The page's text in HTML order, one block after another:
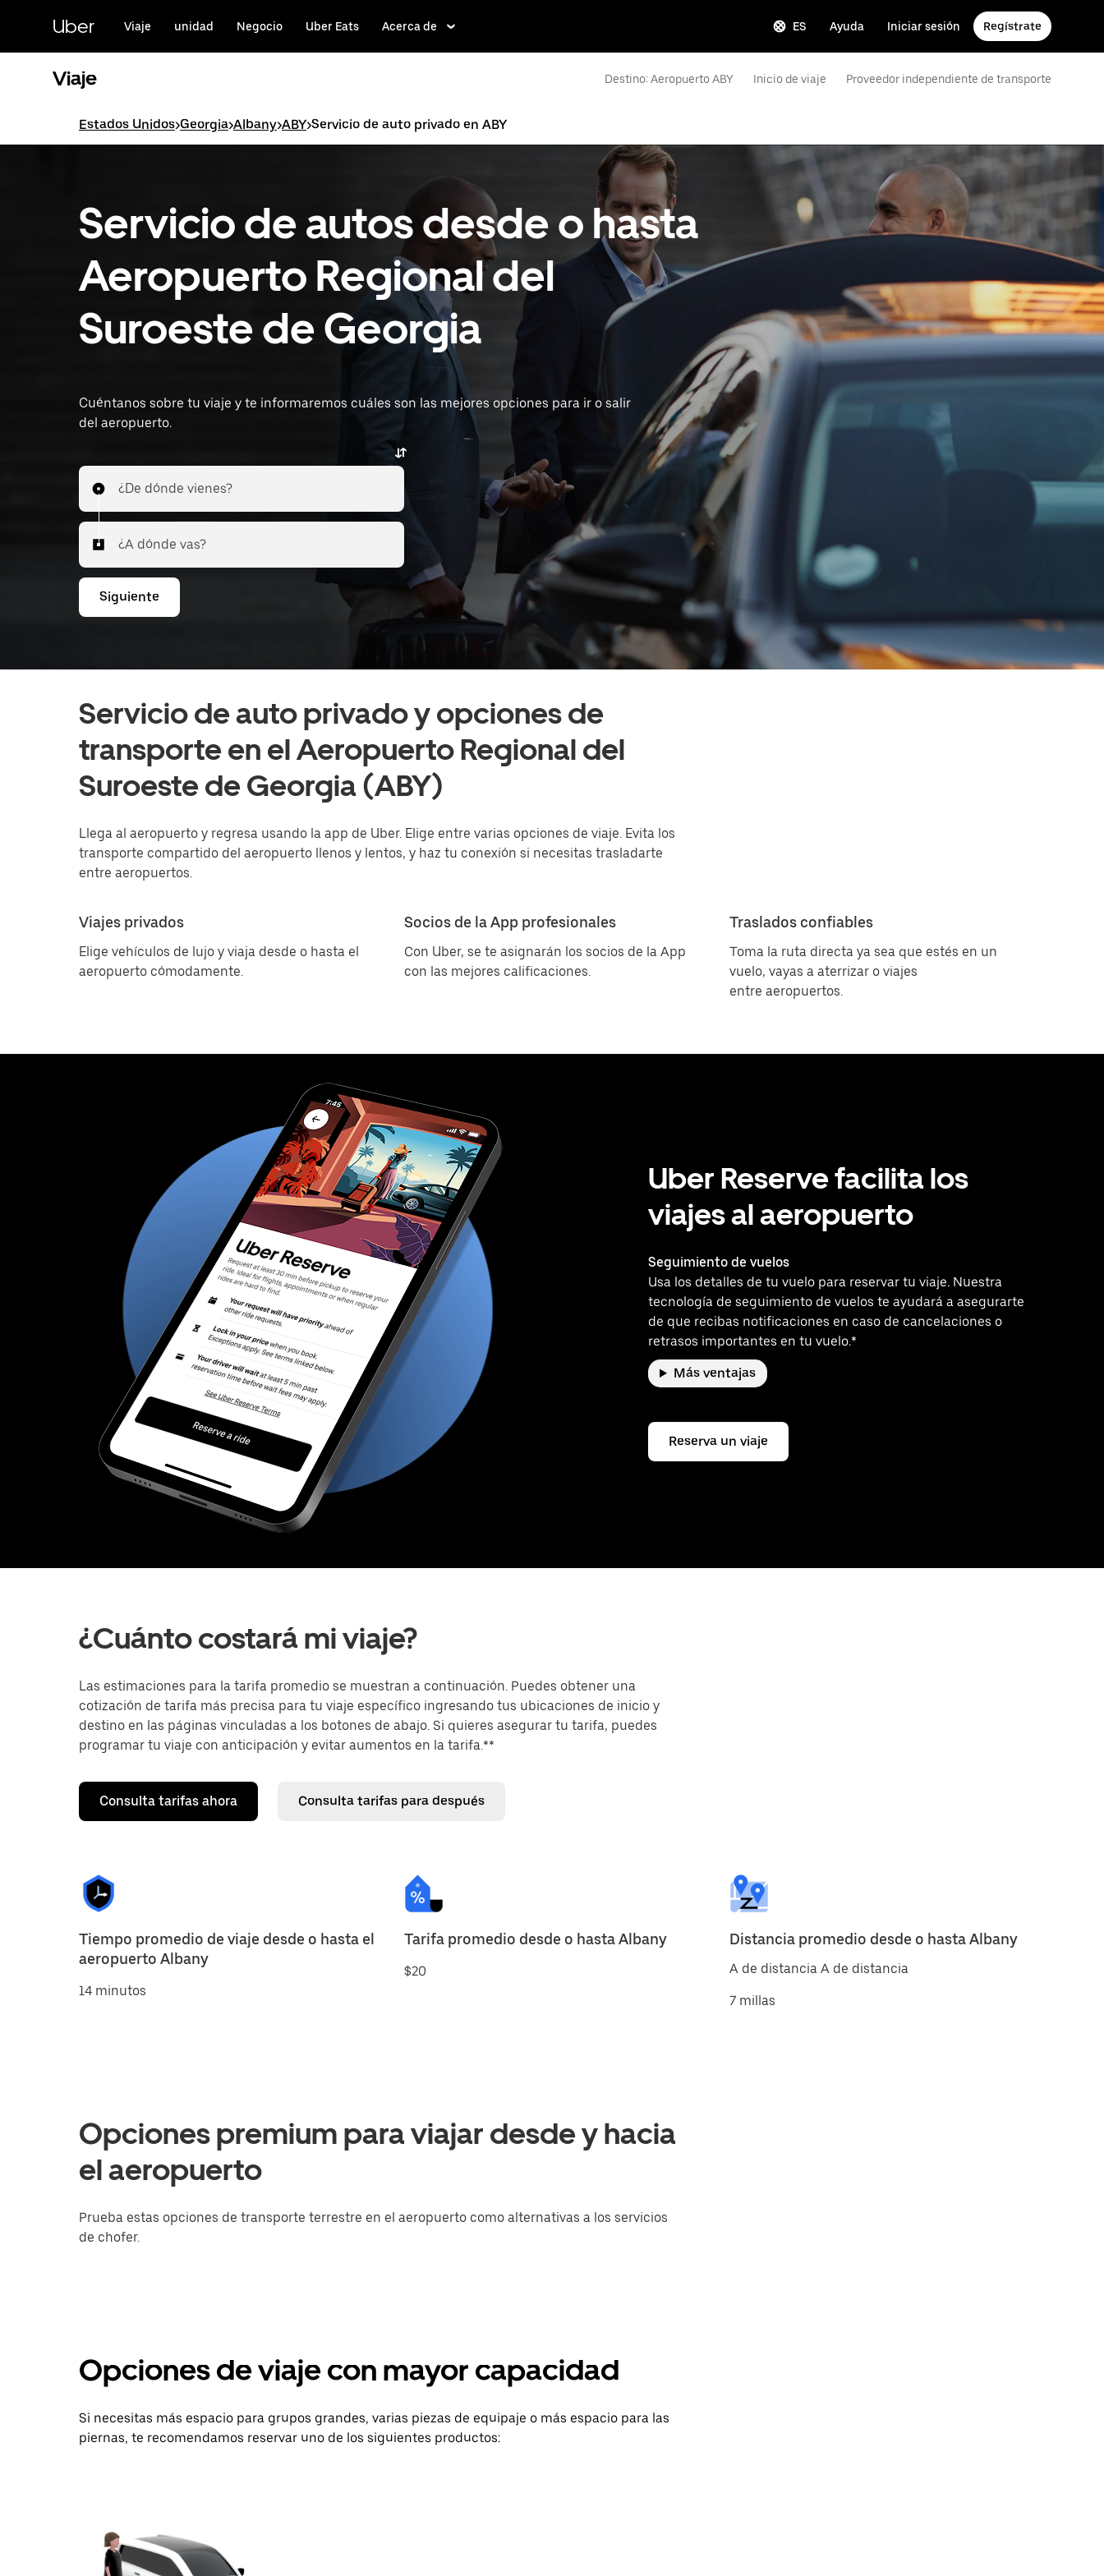
contenido
principal
Uber Viaje unidad Negocio Uber Eats Acerca de ES Ayuda Iniciar sesión Regístrate
Viaje Destino: Aeropuerto ABY Inicio de viaje Proveedor independiente de transporte
Estados Unidos>Georgia>Albany>ABY>Servicio de auto privado en ABY
Servicio de autos desde o hasta
Aeropuerto Regional del
Suroeste de Georgia
Cuéntanos sobre tu viaje y te informaremos cuáles son las mejores opciones para ir o salir
del aeropuerto.
¿De dónde vienes?
¿A dónde vas?
Siguiente
Servicio de auto privado y opciones de
transporte en el Aeropuerto Regional del
Suroeste de Georgia (ABY)
Llega al aeropuerto y regresa usando la app de Uber. Elige entre varias opciones de viaje. Evita los
transporte compartido del aeropuerto llenos y lentos, y haz tu conexión si necesitas trasladarte
entre aeropuertos.
Viajes privados
Elige vehículos de lujo y viaja desde o hasta el
aeropuerto cómodamente.
Socios de la App profesionales
Con Uber, se te asignarán los socios de la App
con las mejores calificaciones.
Traslados confiables
Toma la ruta directa ya sea que estés en un
vuelo, vayas a aterrizar o viajes
entre aeropuertos.
Uber Reserve facilita los
viajes al aeropuerto
Seguimiento de vuelos
Usa los detalles de tu vuelo para reservar tu viaje. Nuestra
tecnología de seguimiento de vuelos te ayudará a asegurarte
de que recibas notificaciones en caso de cancelaciones o
retrasos importantes en tu vuelo.*
Más ventajas
Reserva un viaje
¿Cuánto costará mi viaje?
Las estimaciones para la tarifa promedio se muestran a continuación. Puedes obtener una
cotización de tarifa más precisa para tu viaje específico ingresando tus ubicaciones de inicio y
destino en las páginas vinculadas a los botones de abajo. Si quieres asegurar tu tarifa, puedes
programar tu viaje con anticipación y evitar aumentos en la tarifa.**
Consulta tarifas ahora Consulta tarifas para después
Tiempo promedio de viaje desde o hasta el
aeropuerto Albany
14 minutos
Tarifa promedio desde o hasta Albany
$20
Distancia promedio desde o hasta Albany
A de distancia A de distancia
7 millas
Opciones premium para viajar desde y hacia
el aeropuerto
Prueba estas opciones de transporte terrestre en el aeropuerto como alternativas a los servicios
de chofer.
Opciones de viaje con mayor capacidad
Si necesitas más espacio para grupos grandes, varias piezas de equipaje o más espacio para las
piernas, te recomendamos reservar uno de los siguientes productos: